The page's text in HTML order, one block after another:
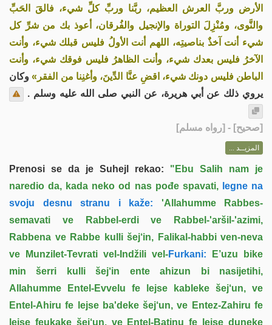
الأرض وربَّ العرش العظيم، ربَّنا وربِّ كلِّ شيء، فالقَ الحَبِّ
والنَّوى، ومُنْزِلَ التوراة والإنجيل والفُرقان، أعوذ بك من شرِّ كل
شيء أنت آخذٌ بناصيتِه، اللهم أنت الأولُ فليس قبلك شيء، وأنت
الآخرُ فليس بعدك شيء، وأنت الظاهرُ فليس فوقك شيء، وأنت
الباطن فليس دونك شيء، اقضِ عنَّا الدِّينَ، وأغنِنا من الفقر»وكان
يروي ذلك عن أبي هريرة، عن النبي صلى الله عليه وسلم .
[صحيح] - [رواه مسلم]
المزيــد ...
Prenosi se da je Suhejl rekao: "Ebu Salih nam je
naredio da, kada neko od nas pođe spavati,legne na
svoju desnu stranu i kaže: 'Allahumme Rabbes-
semavati ve Rabbel-erdi ve Rabbel-'aršil-'azimi,
Rabbena ve Rabbe kulli šej‘in, Falikal-habbi ven-neva
ve Munzilet-Tevrati vel-Indžili vel-Furkani: E’uzu bike
min šerri kulli šej‘in ente ahizun bi nasijetihi,
Allahumme Entel-Evvelu fe lejse kableke šej‘un, ve
Entel-Ahiru fe lejse ba'deke šej‘un, ve Entez-Zahiru fe
lejse feukake šej‘un, ve Entel-Batinu fe lejse duneke